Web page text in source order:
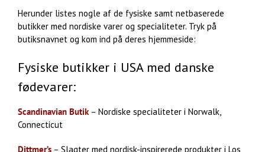
Herunder listes nogle af de fysiske samt netbaserede
butikker med nordiske varer og specialiteter. Tryk på
butiksnavnet og kom ind på deres hjemmeside:
Fysiske butikker i USA med danske
fødevarer:
Scandinavian Butik– Nordiske specialiteter i Norwalk,
Connecticut
Dittmer’s – Slagter med nordisk-inspirerede produkter i Los